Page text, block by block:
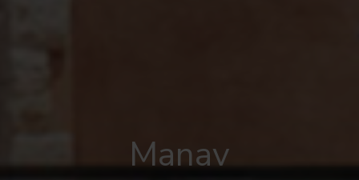
Manav